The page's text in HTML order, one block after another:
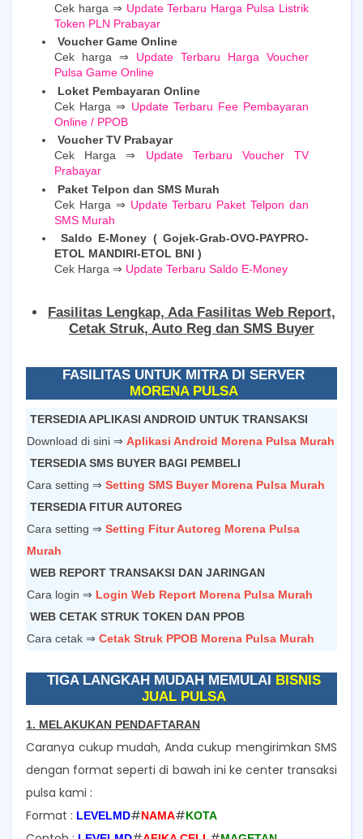
Cek harga ⇒ Update Terbaru Harga Pulsa Listrik
Token PLN Prabayar
Voucher Game Online
Cek harga ⇒ Update Terbaru Harga Voucher
Pulsa Game Online
Loket Pembayaran Online
Cek Harga ⇒ Update Terbaru Fee Pembayaran
Online / PPOB
Voucher TV Prabayar
Cek Harga ⇒ Update Terbaru Voucher TV
Prabayar
Paket Telpon dan SMS Murah
Cek Harga ⇒ Update Terbaru Paket Telpon dan
SMS Murah
Saldo E-Money ( Gojek-Grab-OVO-PAYPRO-
ETOL MANDIRI-ETOL BNI )
Cek Harga ⇒ Update Terbaru Saldo E-Money
Fasilitas Lengkap, Ada Fasilitas Web Report,
Cetak Struk, Auto Reg dan SMS Buyer
FASILITAS UNTUK MITRA DI SERVER
MORENA PULSA
TERSEDIA APLIKASI ANDROID UNTUK TRANSAKSI
Download di sini ⇒ Aplikasi Android Morena Pulsa Murah
TERSEDIA SMS BUYER BAGI PEMBELI
Cara setting ⇒ Setting SMS Buyer Morena Pulsa Murah
TERSEDIA FITUR AUTOREG
Cara setting ⇒ Setting Fitur Autoreg Morena Pulsa
Murah
WEB REPORT TRANSAKSI DAN JARINGAN
Cara login ⇒ Login Web Report Morena Pulsa Murah
WEB CETAK STRUK TOKEN DAN PPOB
Cara cetak ⇒ Cetak Struk PPOB Morena Pulsa Murah
TIGA LANGKAH MUDAH MEMULAI
BISNIS
JUAL PULSA
1. MELAKUKAN PENDAFTARAN
Caranya cukup mudah, Anda cukup mengirimkan SMS
dengan format seperti di bawah ini ke center transaksi
pulsa kami :
Format : LEVELMD#NAMA#KOTA